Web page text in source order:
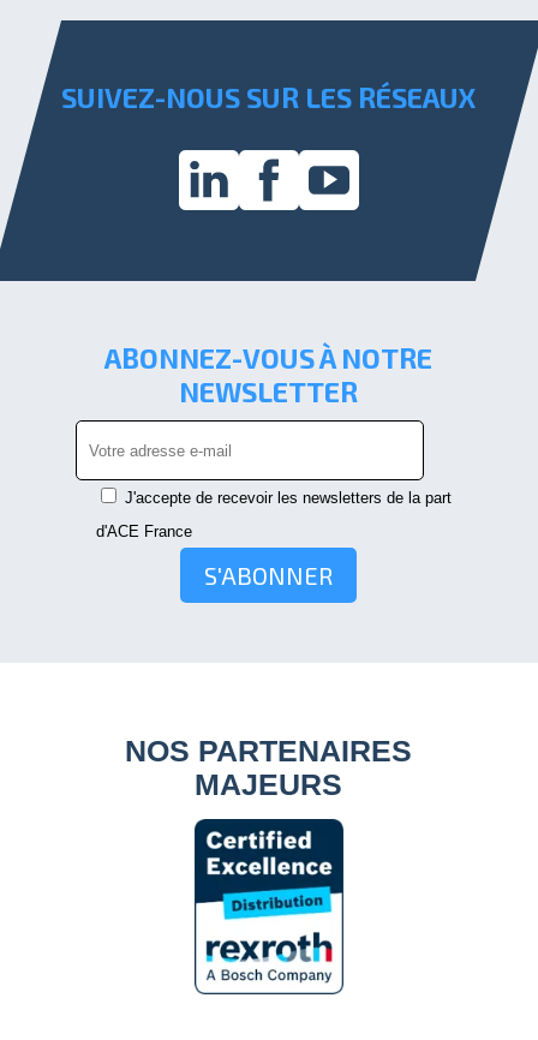
SUIVEZ-NOUS SUR LES RÉSEAUX
ABONNEZ-VOUS À NOTRE
NEWSLETTER
J'accepte de recevoir les newsletters de la part
d'ACE France
S'ABONNER
NOS PARTENAIRES
MAJEURS